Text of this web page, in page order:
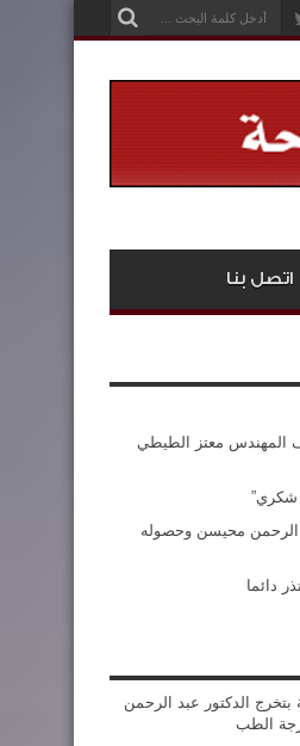
اتصل بنا
المهندس معتز الطيطي
الرحمن محيسن وحصوله
دائما
بتخرج الدكتور عبد الرحمن
الطب